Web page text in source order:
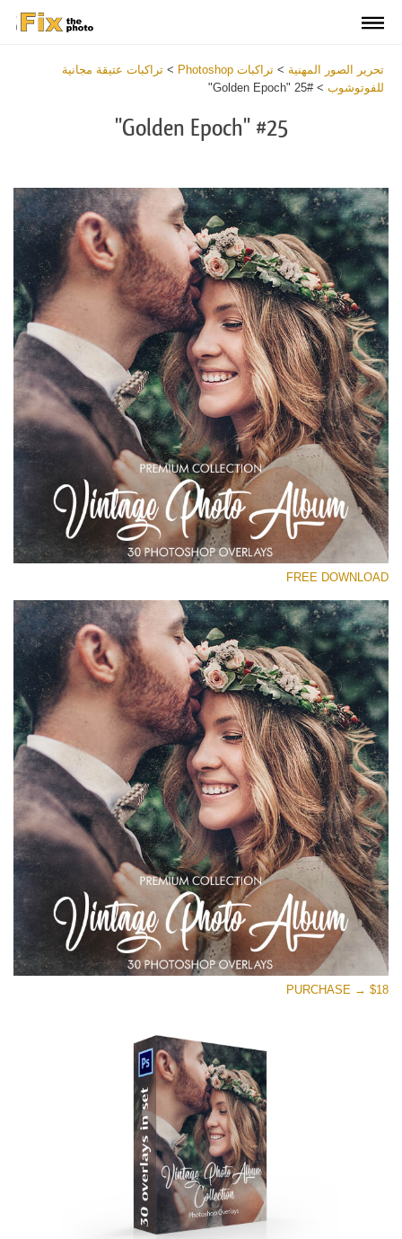
تحرير الصور المهنية > تراكبات Photoshop > تراكبات عتيقة مجانية
للفوتوشوب >
#25 "Golden Epoch"
#25 "Golden Epoch"
رجاء اختر
Free Vintage Overlay #25
Small 800*533px
Vintage Photo Album
(30 Overlays)
Sunlight Collection
(290 Overlays)
Large 6000*4000px
Entire Collection
(1783 Overlays)
Large 6000*4000px
تنزيل مجاني
Download
Free
FREE DOWNLOAD
PURCHASE → $18